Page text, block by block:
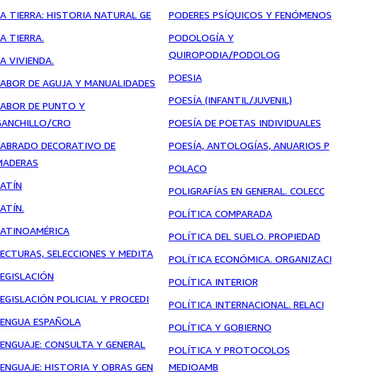
TIERRA: HISTORIA NATURAL GE
TIERRA.
VIVIENDA.
DE AGUJA Y MANUALIDADES
DE PUNTO Y
CRO
DECORATIVO DE
SELECCIONES Y MEDITA
POLICIAL Y PROCEDI
ESPAÑOLA
CONSULTA Y GENERAL
HISTORIA Y OBRAS GEN
PODERES PSÍQUICOS Y FENÓMENOS
PODOLOGÍA Y
QUIROPODIA/PODOLOG
POESIA
POESÍA (INFANTIL/JUVENIL)
POESÍA DE POETAS INDIVIDUALES
POESÍA, ANTOLOGÍAS, ANUARIOS P
POLACO
POLIGRAFÍAS EN GENERAL. COLECC
POLÍTICA COMPARADA
POLÍTICA DEL SUELO. PROPIEDAD
POLÍTICA ECONÓMICA. ORGANIZACI
POLÍTICA INTERIOR
POLÍTICA INTERNACIONAL. RELACI
POLÍTICA Y GOBIERNO
POLÍTICA Y PROTOCOLOS
MEDIOAMB